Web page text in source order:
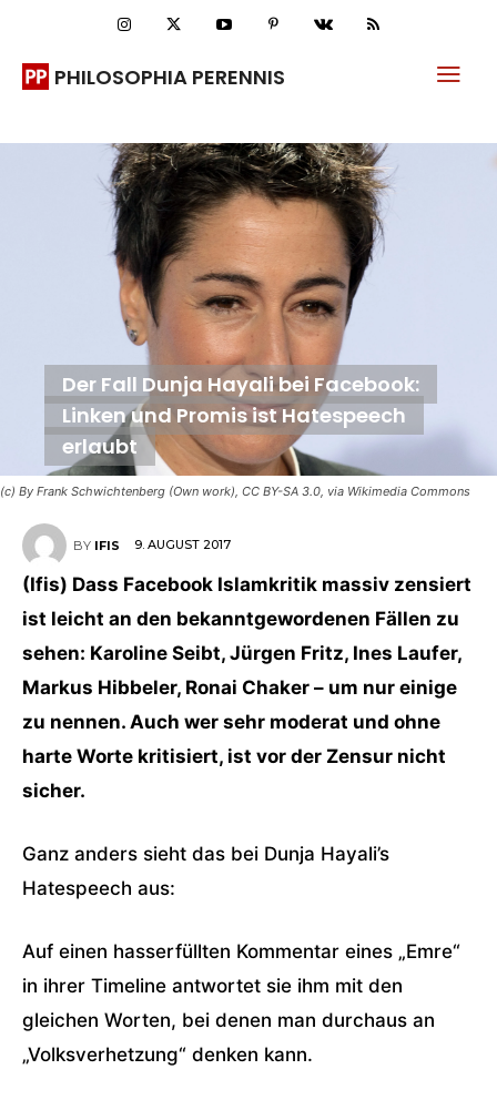
PHILOSOPHIA PERENNIS
(c) By Frank Schwichtenberg (Own work), CC BY-SA 3.0, via Wikimedia Commons
Der Fall Dunja Hayali bei Facebook:
Linken und Promis ist Hatespeech
erlaubt
BY IFIS 9. AUGUST 2017
(Ifis) Dass Facebook Islamkritik massiv zensiert
ist leicht an den bekanntgewordenen Fällen zu
sehen: Karoline Seibt, Jürgen Fritz, Ines Laufer,
Markus Hibbeler, Ronai Chaker – um nur einige
zu nennen. Auch wer sehr moderat und ohne
harte Worte kritisiert, ist vor der Zensur nicht
sicher.
Ganz anders sieht das bei Dunja Hayali’s
Hatespeech aus:
Auf einen hasserfüllten Kommentar eines „Emre“
in ihrer Timeline antwortet sie ihm mit den
gleichen Worten, bei denen man durchaus an
„Volksverhetzung“ denken kann.